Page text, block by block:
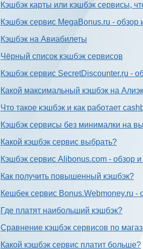
Кэшбэк карты или кэшбэк сервисы,
Кэшбэк сервис MegaBonus.ru - обзор
Кэшбэк на Авиабилеты
Чёрный список кэшбэк сервисов
Кэшбэк сервис SecretDiscounter.ru -
Какой максимальный кэшбэк на
Что такое кэшбэк и как работает
Кэшбэк сервисы без минималки на
Какой кэшбэк сервис выбрать?
Кэшбэк сервис Alibonus.com - обзор и
Как получить повышенный кэшбэк?
Кешбек сервис Bonus.Webmoney.ru -
Где платят наибольший кэшбэк?
Сравнение кэшбэк сервисов по
Какой кэшбэк сервис платит больше?